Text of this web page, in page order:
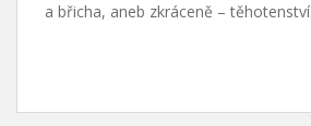
a břicha, aneb zkráceně – těhotenství.